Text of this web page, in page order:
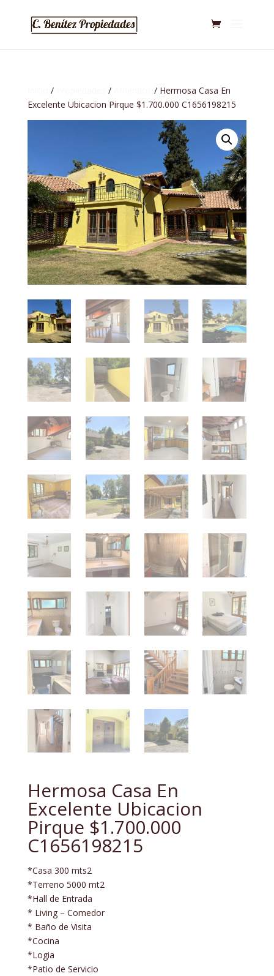
/ /
/ Hermosa Casa En
Excelente Ubicacion Pirque $1.700.000 C1656198215
Hermosa Casa En
Excelente Ubicacion
Pirque $1.700.000
C1656198215
*Casa 300 mts2
*Terreno 5000 mt2
*Hall de Entrada
* Living – Comedor
* Baño de Visita
*Cocina
*Logia
*Patio de Servicio